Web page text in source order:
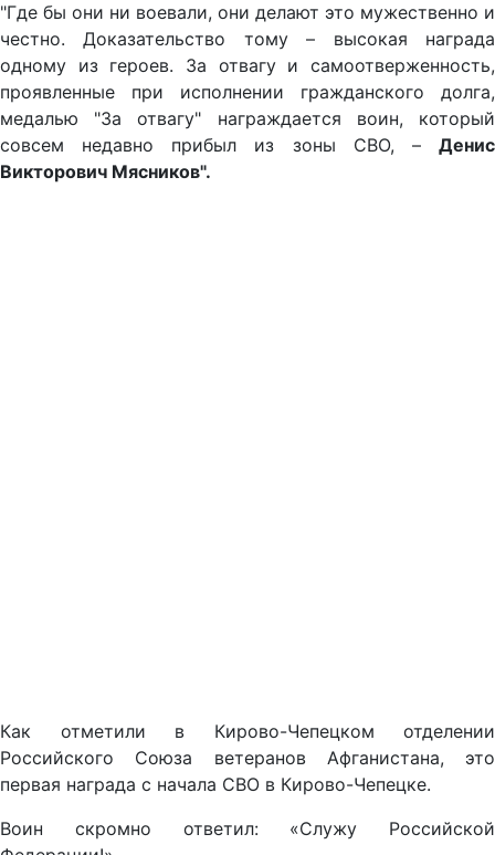
"Где бы они ни воевали, они делают это мужественно и
честно. Доказательство тому – высокая награда
одному из героев. За отвагу и самоотверженность,
проявленные при исполнении гражданского долга,
медалью "За отвагу" награждается воин, который
совсем недавно прибыл из зоны СВО, – Денис
Викторович Мясников".
Как отметили в Кирово-Чепецком отделении
Российского Союза ветеранов Афганистана, это
первая награда с начала СВО в Кирово-Чепецке.
Воин скромно ответил: «Служу Российской